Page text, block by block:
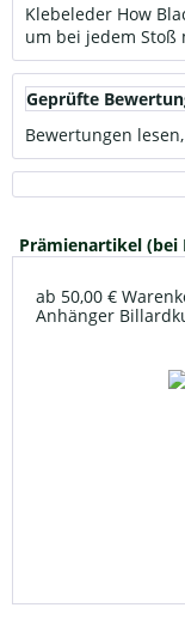
Klebeleder How
um bei jedem Stoß
Geprüfte
Bewertungen
Prämienartikel (bei
ab 50,00 €
Anhänger